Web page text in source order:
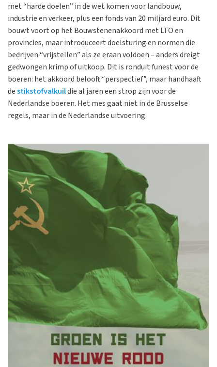
met “harde doelen” in de wet komen voor landbouw,
industrie en verkeer, plus een fonds van 20 miljard euro. Dit
bouwt voort op het Bouwstenenakkoord met LTO en
provincies, maar introduceert doelsturing en normen die
bedrijven “vrijstellen” als ze eraan voldoen – anders dreigt
gedwongen krimp of uitkoop. Dit is ronduit funest voor de
boeren: het akkoord belooft “perspectief”, maar handhaaft
destikstofvalkuildie al jaren een strop zijn voor de
Nederlandse boeren. Het mes gaat niet in de Brusselse
regels, maar in de Nederlandse uitvoering.